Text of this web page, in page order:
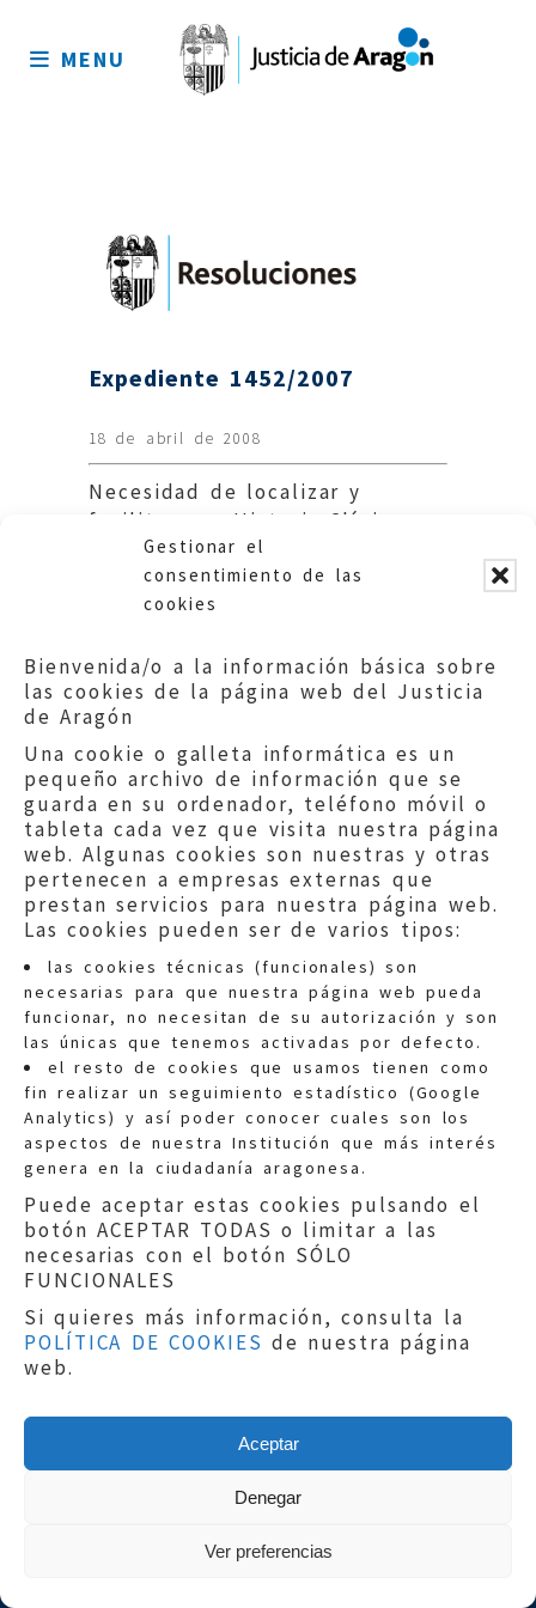
Gestionar el
consentimiento de las
cookies
Bienvenida/o a la información básica sobre
las cookies de la página web del Justicia
de Aragón
Una cookie o galleta informática es un
pequeño archivo de información que se
guarda en su ordenador, teléfono móvil o
tableta cada vez que visita nuestra página
web. Algunas cookies son nuestras y otras
pertenecen a empresas externas que
prestan servicios para nuestra página web.
Las cookies pueden ser de varios tipos:
las cookies técnicas (funcionales) son
necesarias para que nuestra página web pueda
funcionar, no necesitan de su autorización y son
las únicas que tenemos activadas por defecto.
el resto de cookies que usamos tienen como
fin realizar un seguimiento estadístico (Google
Analytics) y así poder conocer cuales son los
aspectos de nuestra Institución que más interés
genera en la ciudadanía aragonesa.
Puede aceptar estas cookies pulsando el
botón ACEPTAR TODAS o limitar a las
necesarias con el botón SÓLO
FUNCIONALES
Si quieres más información, consulta la
POLÍTICA DE COOKIES de nuestra página
web.
Aceptar
Denegar
Ver preferencias
sitio
MENU
Expediente 1452/2007
18 de abril de 2008
Necesidad de localizar y
facilitar una Historia Clínica.
Departamento de Salud. DGA.
Quejas:quejas@eljusticiadearagon.es
Información general:
informacion@eljusticiadearagon.es
Teléfonos:900 210 210/
Aviso legal|Política de privacidad|
Protección de Datos
Política de cookies
Copyright © 2019El Justicia de Aragón|
Sephor Consulting